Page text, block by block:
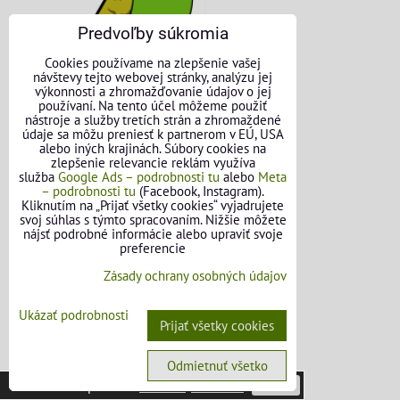
KONTAKTNÉ ÚDAJE
O nás
Požičovňa náradia
Názory našich zákazníkov
Predvoľby súkromia
Cookies používame na zlepšenie vašej
návštevy tejto webovej stránky, analýzu jej
výkonnosti a zhromažďovanie údajov o jej
používaní. Na tento účel môžeme použiť
nástroje a služby tretích strán a zhromaždené
údaje sa môžu preniesť k partnerom v EÚ, USA
alebo iných krajinách. Súbory cookies na
zlepšenie relevancie reklám využíva
služba Google Ads – podrobnosti tu alebo Meta
– podrobnosti tu (Facebook, Instagram).
Kliknutím na „Prijať všetky cookies“ vyjadrujete
svoj súhlas s týmto spracovaním. Nižšie môžete
nájsť podrobné informácie alebo upraviť svoje
preferencie
Zásady ochrany osobných údajov
Ukázať podrobnosti
Prijať všetky cookies
Odmietnuť všetko
Táto stránka používa cookies.Viac info Potvrdiť